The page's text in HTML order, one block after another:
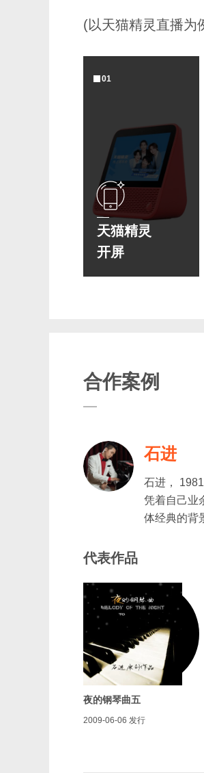
(以天猫精灵直播为
01
天猫精灵
开屏
合作案例
石进
石进，
凭着自己业
体经典的背
代表作品
夜的钢琴曲五
2009-06-06 发行